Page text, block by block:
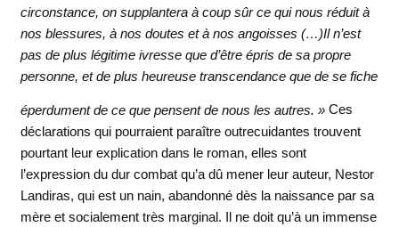
circonstance, on supplantera à coup sûr ce qui nous réduit à
nos blessures, à nos doutes et à nos angoisses (…)Il n’est
pas de plus légitime ivresse que d’être épris de sa propre
personne, et de plus heureuse transcendance que de se fiche
éperdument de ce que pensent de nous les autres. »Ces
déclarations qui pourraient paraître outrecuidantes trouvent
pourtant leur explication dans le roman, elles sont
l’expression du dur combat qu’a dû mener leur auteur, Nestor
Landiras, qui est un nain, abandonné dès la naissance par sa
mère et socialement très marginal. Il ne doit qu’à un immense